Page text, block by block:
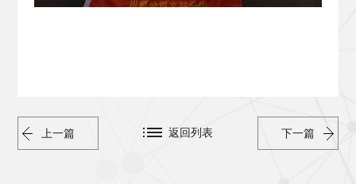
上一篇 下一篇
返回列表